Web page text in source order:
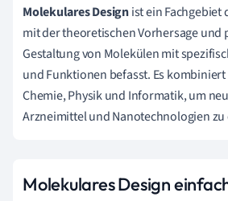
Molekulares Designist ein Fachgebiet
mit der theoretischen Vorhersage und
Gestaltung von Molekülen mit
und Funktionen befasst. Es
Chemie, Physik und Informatik, um
Arzneimittel und Nanotechnologien
Molekulares Design